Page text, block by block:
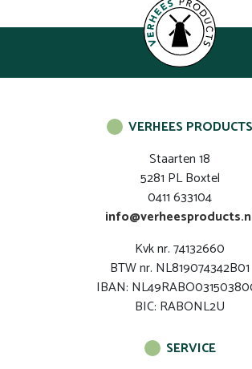
VERHEES PRODUCTS
Staarten 18
5281 PL Boxtel
0411 633104
Kvk nr. 74132660
BTW nr. NL819074342B01
IBAN:
BIC: RABONL2U
SERVICE